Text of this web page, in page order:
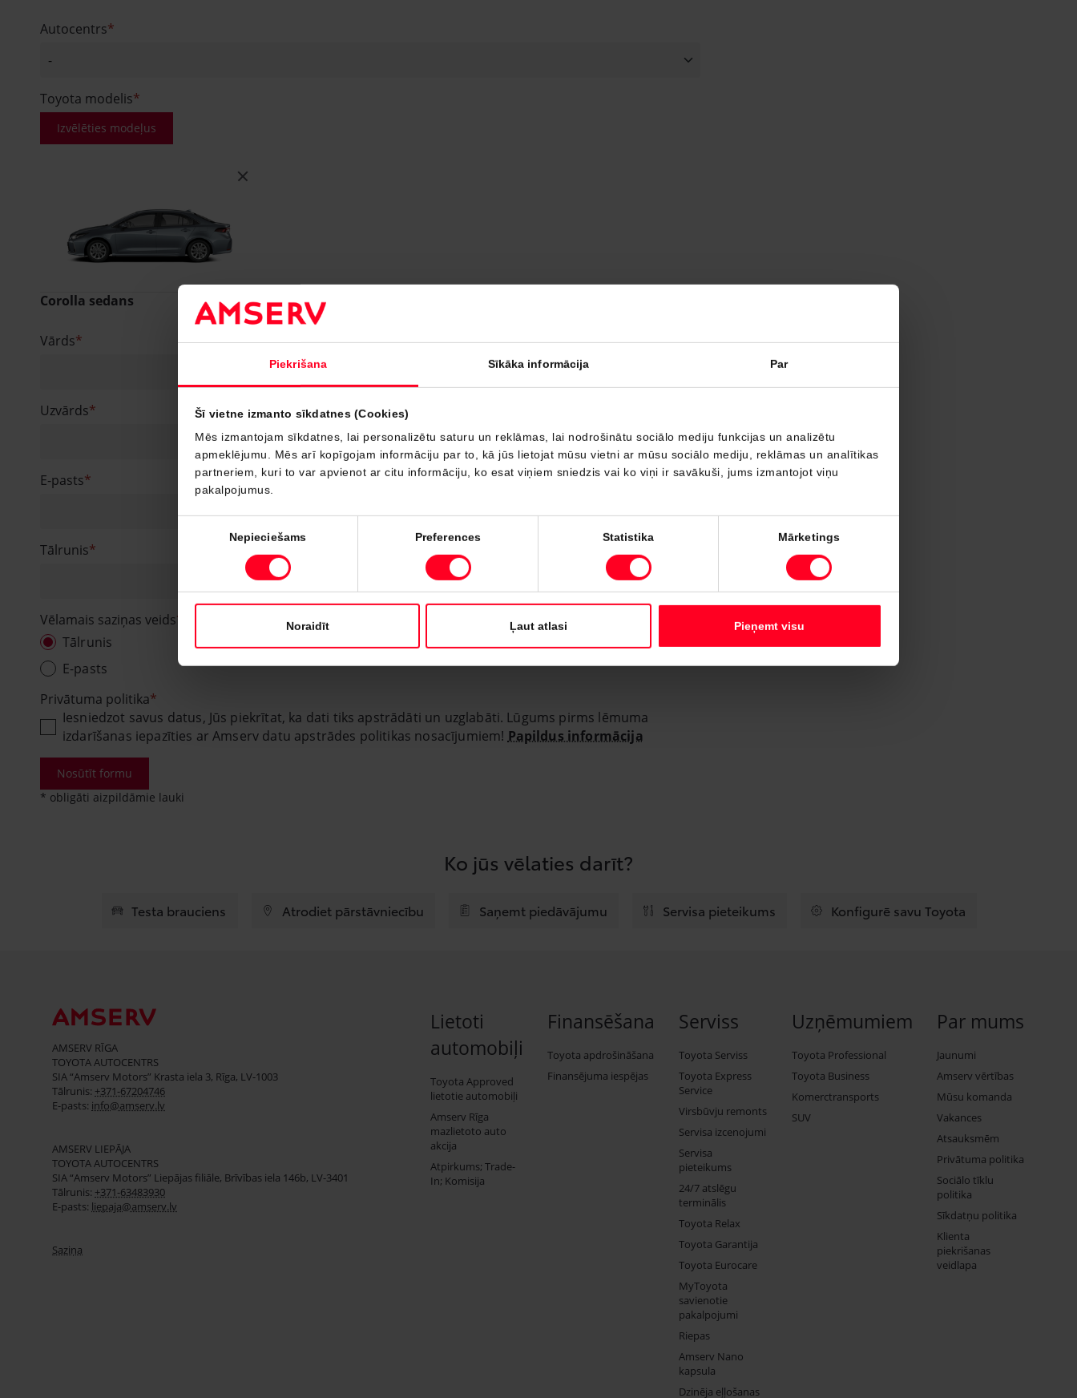
Piekrišana Sīkāka informācija Par
Šī vietne izmanto sīkdatnes (Cookies)
Mēs izmantojam sīkdatnes, lai personalizētu saturu un reklāmas, lai nodrošinātu sociālo mediju funkcijas un analizētu
apmeklējumu. Mēs arī kopīgojam informāciju par to, kā jūs lietojat mūsu vietni ar mūsu sociālo mediju, reklāmas un analītikas
partneriem, kuri to var apvienot ar citu informāciju, ko esat viņiem sniedzis vai ko viņi ir savākuši, jums izmantojot viņu
pakalpojumus.
Nepieciešams Preferences Statistika Mārketings
Noraidīt Ļaut atlasi Pieņemt visu
Autocentrs
Toyota modelis
Izvēlēties modeļus
Corolla sedans
Vārds
Uzvārds
E-pasts
Tālrunis
Vēlamais saziņas veids
Tālrunis
E-pasts
Privātuma politika
Iesniedzot savus datus, Jūs piekrītat, ka dati tiks apstrādāti un uzglabāti. Lūgums pirms lēmuma
izdarīšanas iepazīties ar Amserv datu apstrādes politikas nosacījumiem! Papildus informācija
Nosūtīt formu
* obligāti aizpildāmie lauki
Ko jūs vēlaties darīt?
Testa brauciens Atrodiet pārstāvniecību Saņemt piedāvājumu Servisa pieteikums Konfigurē savu Toyota
AMSERV RĪGA
TOYOTA AUTOCENTRS
SIA “Amserv Motors” Krasta iela 3, Rīga, LV-1003
Tālrunis: +371-67204746
E-pasts: info@amserv.lv
AMSERV LIEPĀJA
TOYOTA AUTOCENTRS
SIA “Amserv Motors” Liepājas filiāle, Brīvības iela 146b, LV-3401
Tālrunis: +371-63483930
E-pasts: liepaja@amserv.lv
Saziņa
Lietoti
automobiļi
Toyota Approved
lietotie automobiļi
Amserv Rīga
mazlietoto auto
akcija
Atpirkums; Trade-
In; Komisija
Finansēšana
Toyota apdrošināšana
Finansējuma iespējas
Serviss
Toyota Serviss
Toyota Express
Service
Virsbūvju remonts
Servisa izcenojumi
Servisa
pieteikums
24/7 atslēgu
terminālis
Toyota Relax
Toyota Garantija
Toyota Eurocare
MyToyota
savienotie
pakalpojumi
Riepas
Amserv Nano
kapsula
Dzinēja eļļošanas
Uzņēmumiem
Toyota Professional
Toyota Business
Komerctransports
SUV
Par mums
Jaunumi
Amserv vērtības
Mūsu komanda
Vakances
Atsauksmēm
Privātuma politika
Sociālo tīklu
politika
Sīkdatņu politika
Klienta
piekrišanas
veidlapa